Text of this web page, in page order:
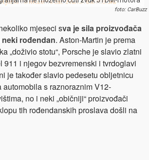
foto: CarBuzz
mjeseci sva je sila proizvođača
rođendan. Aston-Martin je prema
„doživio stotu“, Porsche je slavio zlatni
911 i njegov bezvremenski i tvrdoglavi
je također slavio pedesetu obljetnicu
s raznoraznim V12-
no i neki „običniji“ proizvođači
tih rođendanskih proslava došli na